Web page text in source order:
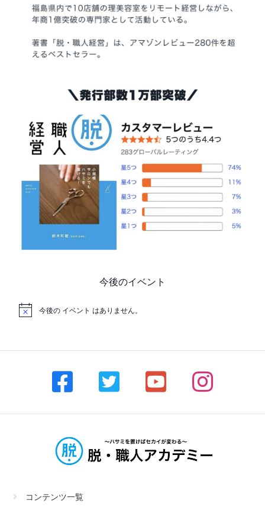
今後のイベント
今後の イベント はありません。
コンテンツ一覧